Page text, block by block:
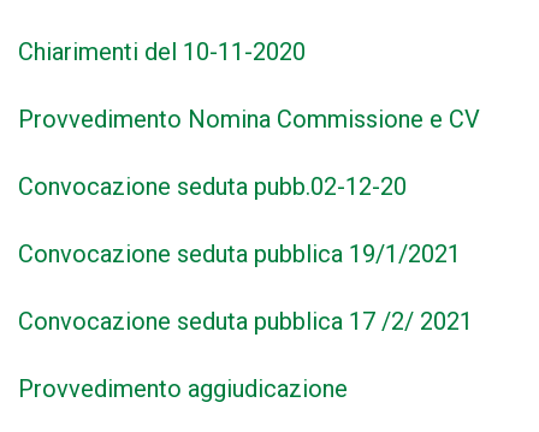
Chiarimenti del 10-11-2020
Provvedimento Nomina Commissione e CV
Convocazione seduta pubb.02-12-20
Convocazione seduta pubblica 19/1/2021
Convocazione seduta pubblica 17 /2/ 2021
Provvedimento aggiudicazione